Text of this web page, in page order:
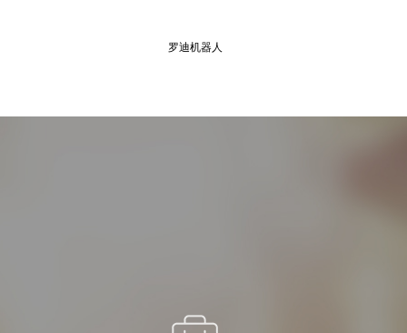
罗迪机器人